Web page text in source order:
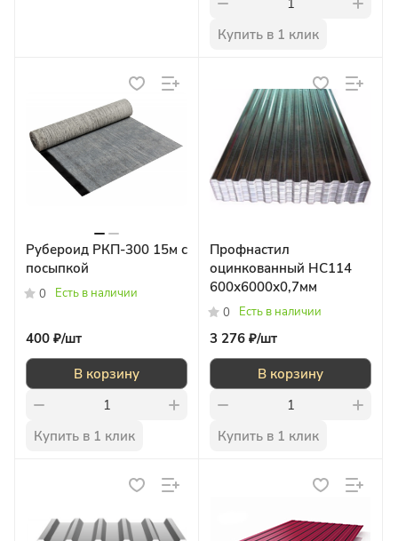
Купить в 1 клик
Рубероид РКП-300 15м с
посыпкой
0 Есть в наличии
400 ₽/шт
В корзину
Купить в 1 клик
Профнастил
оцинкованный НС114
600х6000х0,7мм
0 Есть в наличии
3 276 ₽/шт
В корзину
Купить в 1 клик